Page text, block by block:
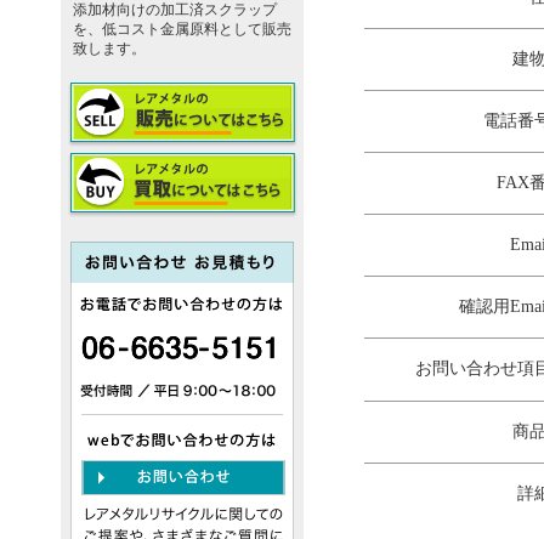
添加材向けの加工済スクラップ
を、低コスト金属原料として販売
致します。
建
電話番
FAX
確認用
お問い合わせ項
商
詳